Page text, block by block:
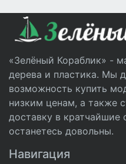
«Зелёный Кораблик» -
дерева и пластика. Мы
возможность купить
низким ценам, а также
доставку в
останетесь довольны.
Навигация